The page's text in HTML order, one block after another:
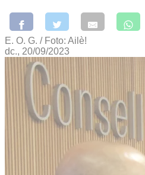
E. O. G. / Foto: Ailè!
dc., 20/09/2023